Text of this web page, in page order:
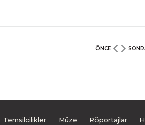
ÖNCE
Temsilcilikler Müze Röportajlar